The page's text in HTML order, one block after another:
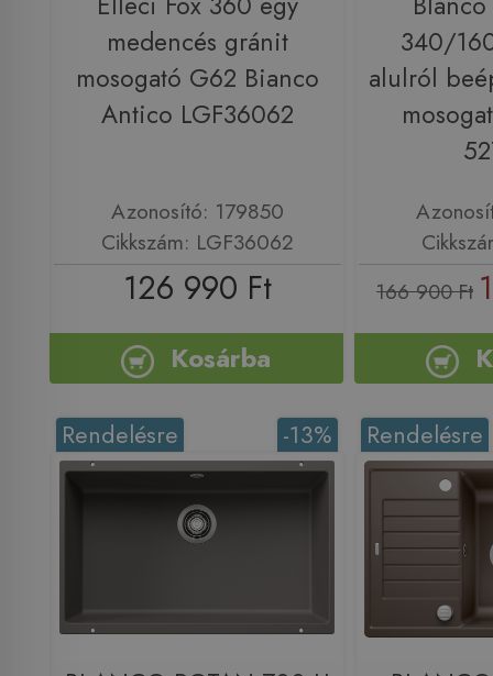
medencés gránit
mosogató G62 Bianco
Antico LGF36062
Azonosító: 179850
Cikkszám: LGF36062
126 990 Ft
Kosárba
340/
alulról
166 900 Ft
-13%
Rendelésre Rendelésre